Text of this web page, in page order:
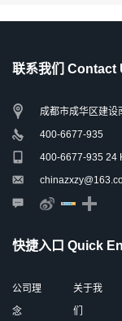
联系我们 Contact
成都市成华区建设
400-6677-935
400-6677-935 24
快捷入口 Quick
公司理
念
关于我
们